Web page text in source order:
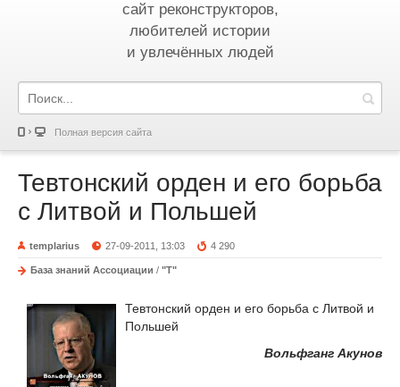
сайт реконструкторов,
любителей истории
и увлечённых людей
Полная версия сайта
Тевтонский орден и его борьба
с Литвой и Польшей
templarius 27-09-2011, 13:03 4 290
База знаний Ассоциации / "Т"
Тевтонский орден и его борьба с Литвой и
Польшей
Вольфганг Акунов